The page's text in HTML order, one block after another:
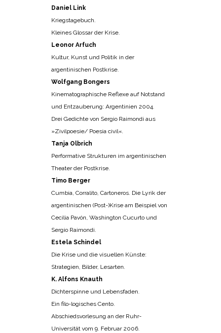
Daniel Link
Kriegstagebuch.
Kleines Glossar der Krise.
Leonor Arfuch
Kultur, Kunst und Politik in der
argentinischen Postkrise.
Wolfgang Bongers
Kinematographische Reflexe auf Notstand
und Entzauberung: Argentinien 2004.
Drei Gedichte von Sergio Raimondi aus
»Zivilpoesie/ Poesia civil«.
Tanja Olbrich
Performative Strukturen im argentinischen
Theater der Postkrise.
Timo Berger
Cumbia, Corralito, Cartoneros. Die Lyrik der
argentinischen (Post-)Krise am Beispiel von
Cecilia Pavón, Washington Cucurto und
Sergio Raimondi.
Estela Schindel
Die Krise und die visuellen Künste:
Strategien, Bilder, Lesarten.
K. Alfons Knauth
Dichterspinne und Lebensfaden.
Ein filo-logisches Cento.
Abschiedsvorlesung an der Ruhr-
Universität vom 9. Februar 2006.